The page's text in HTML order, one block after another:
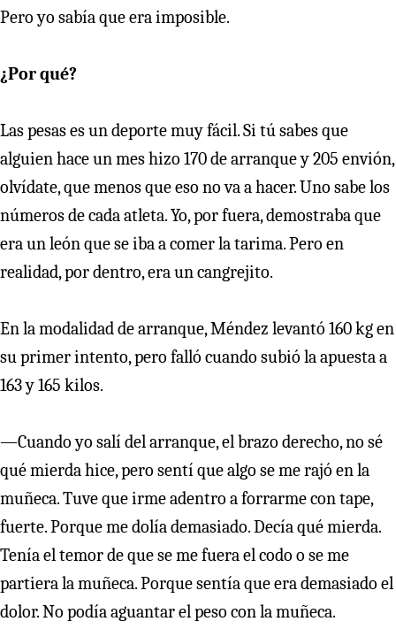
Pero yo sabía que era imposible.
¿Por qué?
Las pesas es un deporte muy fácil. Si tú sabes que
alguien hace un mes hizo 170 de arranque y 205 envión,
olvídate, que menos que eso no va a hacer. Uno sabe los
números de cada atleta. Yo, por fuera, demostraba que
era un león que se iba a comer la tarima. Pero en
realidad, por dentro, era un cangrejito.
En la modalidad de arranque, Méndez levantó 160 kg en
su primer intento, pero falló cuando subió la apuesta a
163 y 165 kilos.
—Cuando yo salí del arranque, el brazo derecho, no sé
qué mierda hice, pero sentí que algo se me rajó en la
muñeca. Tuve que irme adentro a forrarme con tape,
fuerte. Porque me dolía demasiado. Decía qué mierda.
Tenía el temor de que se me fuera el codo o se me
partiera la muñeca. Porque sentía que era demasiado el
dolor. No podía aguantar el peso con la muñeca.